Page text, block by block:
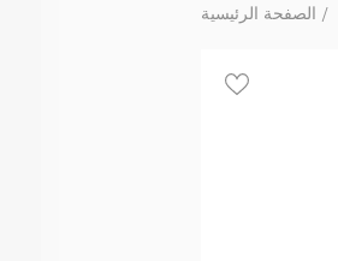
الصفحة الرئيسية